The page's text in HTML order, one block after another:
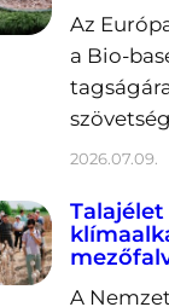
Az
a Bio-
2026.07.09.
A